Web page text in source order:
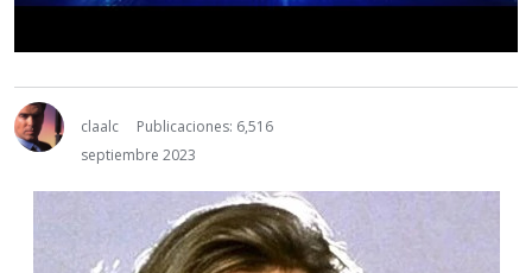
claalc
Publicaciones: 6,516
septiembre 2023